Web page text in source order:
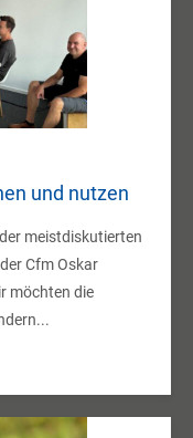
und nutzen
meistdiskutierten
Cfm Oskar
möchten die